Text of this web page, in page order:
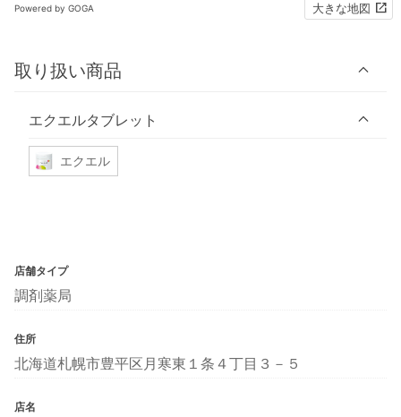
Powered by GOGA 大きな地図
取り扱い商品
エクエルタブレット
エクエル
店舗タイプ
調剤薬局
住所
北海道札幌市豊平区月寒東１条４丁目３－５
店名